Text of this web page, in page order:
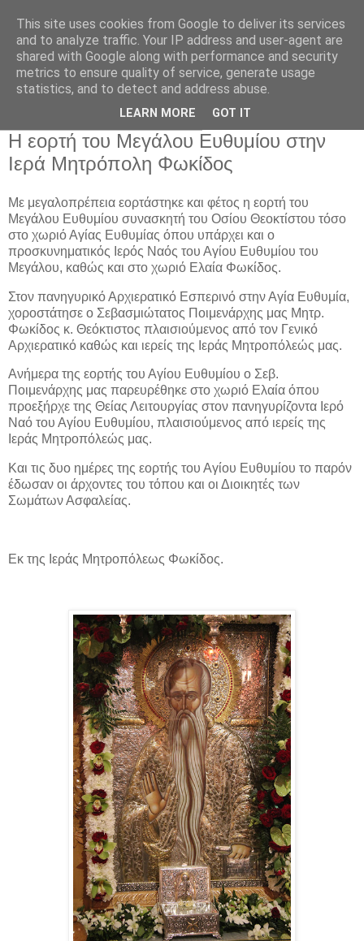
Αρχική Σελίδα
Η εορτή του Μεγάλου Ευθυμίου στην
Ιερά Μητρόπολη Φωκίδος
Με μεγαλοπρέπεια εορτάστηκε και φέτος η εορτή του
Μεγάλου Ευθυμίου συνασκητή του Οσίου Θεοκτίστου τόσο
στο χωριό Αγίας Ευθυμίας όπου υπάρχει και ο
προσκυνηματικός Ιερός Ναός του Αγίου Ευθυμίου του
Μεγάλου, καθώς και στο χωριό Ελαία Φωκίδος.
Στον πανηγυρικό Αρχιερατικό Εσπερινό στην Αγία Ευθυμία,
χοροστάτησε ο Σεβασμιώτατος Ποιμενάρχης μας Μητρ.
Φωκίδος κ. Θεόκτιστος πλαισιούμενος από τον Γενικό
Αρχιερατικό καθώς και ιερείς της Ιεράς Μητροπόλεώς μας.
Ανήμερα της εορτής του Αγίου Ευθυμίου ο Σεβ.
Ποιμενάρχης μας παρευρέθηκε στο χωριό Ελαία όπου
προεξήρχε της Θείας Λειτουργίας στον πανηγυρίζοντα Ιερό
Ναό του Αγίου Ευθυμίου, πλαισιούμενος από ιερείς της
Ιεράς Μητροπόλεώς μας.
Και τις δυο ημέρες της εορτής του Αγίου Ευθυμίου το παρόν
έδωσαν οι άρχοντες του τόπου και οι Διοικητές των
Σωμάτων Ασφαλείας.
Εκ της Ιεράς Μητροπόλεως Φωκίδος.
This site uses cookies from Google to deliver its services
and to analyze traffic. Your IP address and user-agent are
shared with Google along with performance and security
metrics to ensure quality of service, generate usage
statistics, and to detect and address abuse.
LEARN MORE GOT IT